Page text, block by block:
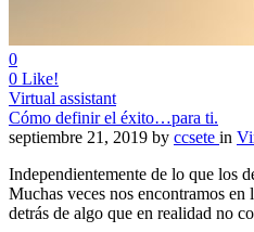
0
0 Like!
Virtual assistant
Cómo definir el éxito…para ti.
septiembre 21, 2019 by ccsete in
Independientemente de lo que los
Muchas veces nos encontramos en
detrás de algo que en realidad no